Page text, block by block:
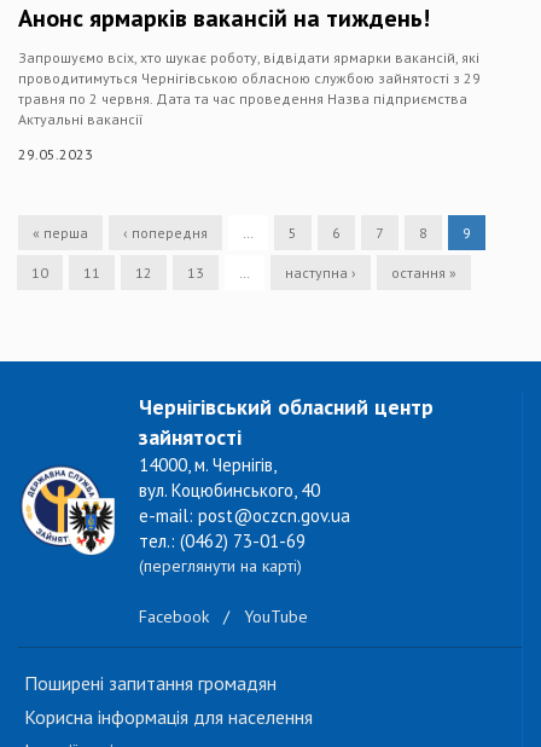
Анонс ярмарків вакансій на тиждень!
Запрошуємо всіх, хто шукає роботу, відвідати ярмарки вакансій, які
проводитимуться Чернігівською обласною службою зайнятості з 29
травня по 2 червня. Дата та час проведення Назва підприємства
Актуальні вакансії
29.05.2023
« перша ‹ попередня 5 6 7 8 9
10 11 12 13 наступна › остання »
Чернігівський обласний центр
зайнятості
14000, м. Чернігів,
вул. Коцюбинського, 40
e-mail: post@oczcn.gov.ua
тел.: (0462) 73-01-69
(переглянути на карті)
Facebook / YouTube
Поширені запитання громадян
Корисна інформація для населення